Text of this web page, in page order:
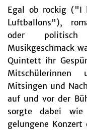
Egal ob rockig ("I
Luftballons"),
oder
Musikgeschmack
Quintett ihr
Mitsingen und
auf und vor der
sorgte dabei
gelungene